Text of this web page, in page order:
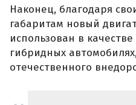
Наконец, благодаря
габаритам новый
использован в
гибридных
отечественного